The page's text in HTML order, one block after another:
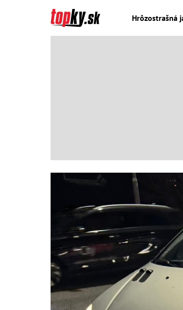
Hrôzostrašná